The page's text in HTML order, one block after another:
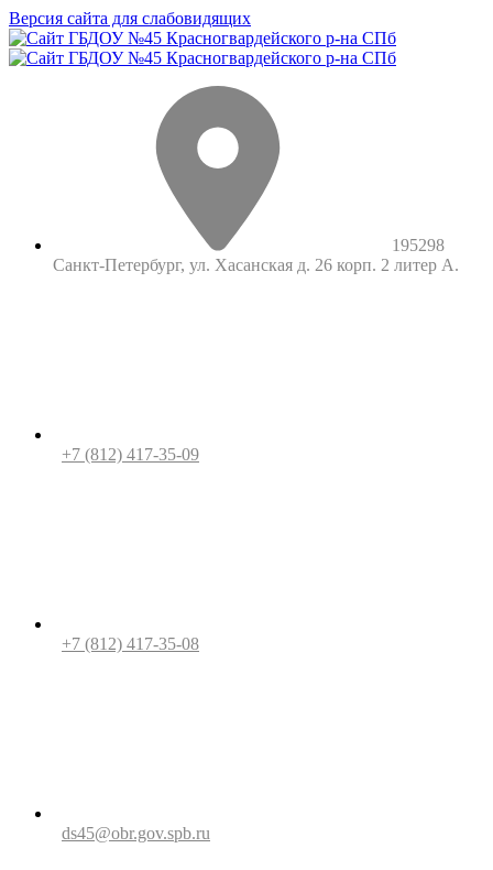
Версия сайта для слабовидящих
195298
Санкт-Петербург, ул. Хасанская д. 26 корп. 2 литер А.
+7 (812) 417-35-09
+7 (812) 417-35-08
ds45@obr.gov.spb.ru